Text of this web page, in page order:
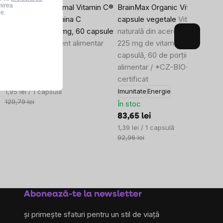
BrainMax Lipozomal Vitamin C®
UPGRADE, Vitamina C
lipozomală, 500 mg, 60 capsule
Supliment alimentar
Evaluare
preţ:
1,95 lei / 1 capsulă
129,79 lei
BrainMax Organic Vitamin C,
capsule vegetale Vitamina C
naturală din acerola ecologică,
225 mg de vitamina C per
capsulă, 60 de porții, supliment
alimentar / *CZ-BIO-001
certificat
ImunitateEnergie
În stoc
83,65 lei
Evaluare
preţ:
1,39 lei / 1 capsulă
92,96 lei
Abonează-te la newsletter
și primește sfaturi pentru un stil de viață